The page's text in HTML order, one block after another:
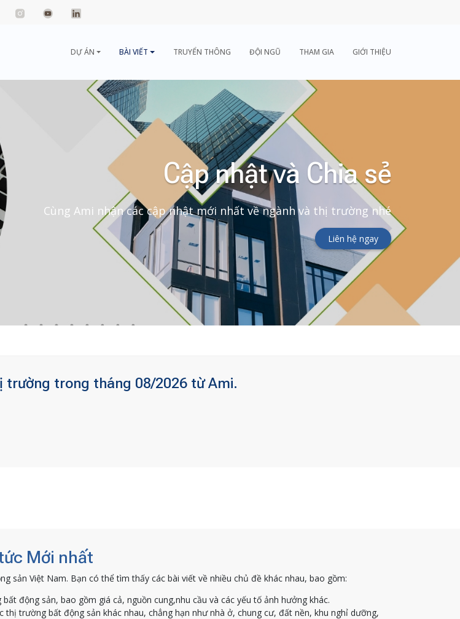
DỰ ÁN BÀI VIẾT TRUYỂN THÔNG ĐỘI NGŨ THAM GIA GIỚI THIỆU
Cập nhật và Chia sẻ
Cùng Ami nhận các cập nhật mới nhất về ngành và thị trường nhé
Liên hệ ngay
trong tháng 08/2026 từ Ami.
Mới nhất
sản Việt Nam. Bạn có thể tìm thấy các bài viết về nhiều chủ đề khác nhau, bao gồm:
động sản, bao gồm giá cả, nguồn cung,nhu cầu và các yếu tố ảnh hưởng khác.
thị trường bất động sản khác nhau, chẳng hạn như nhà ở, chung cư, đất nền, khu nghỉ dưỡng,